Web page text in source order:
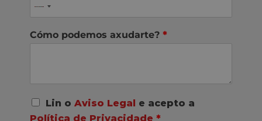
Cómo podemos axudarte? *
A
c
Lin o Aviso Legal
e acepto a
Política de Privacidade *